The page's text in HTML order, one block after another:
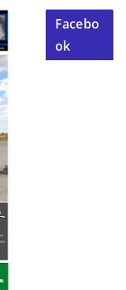
Facebo
ok